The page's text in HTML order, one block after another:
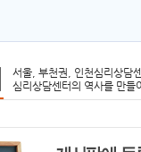
서울, 부천권, 인천심리상담
심리상담센터의 역사를 만들